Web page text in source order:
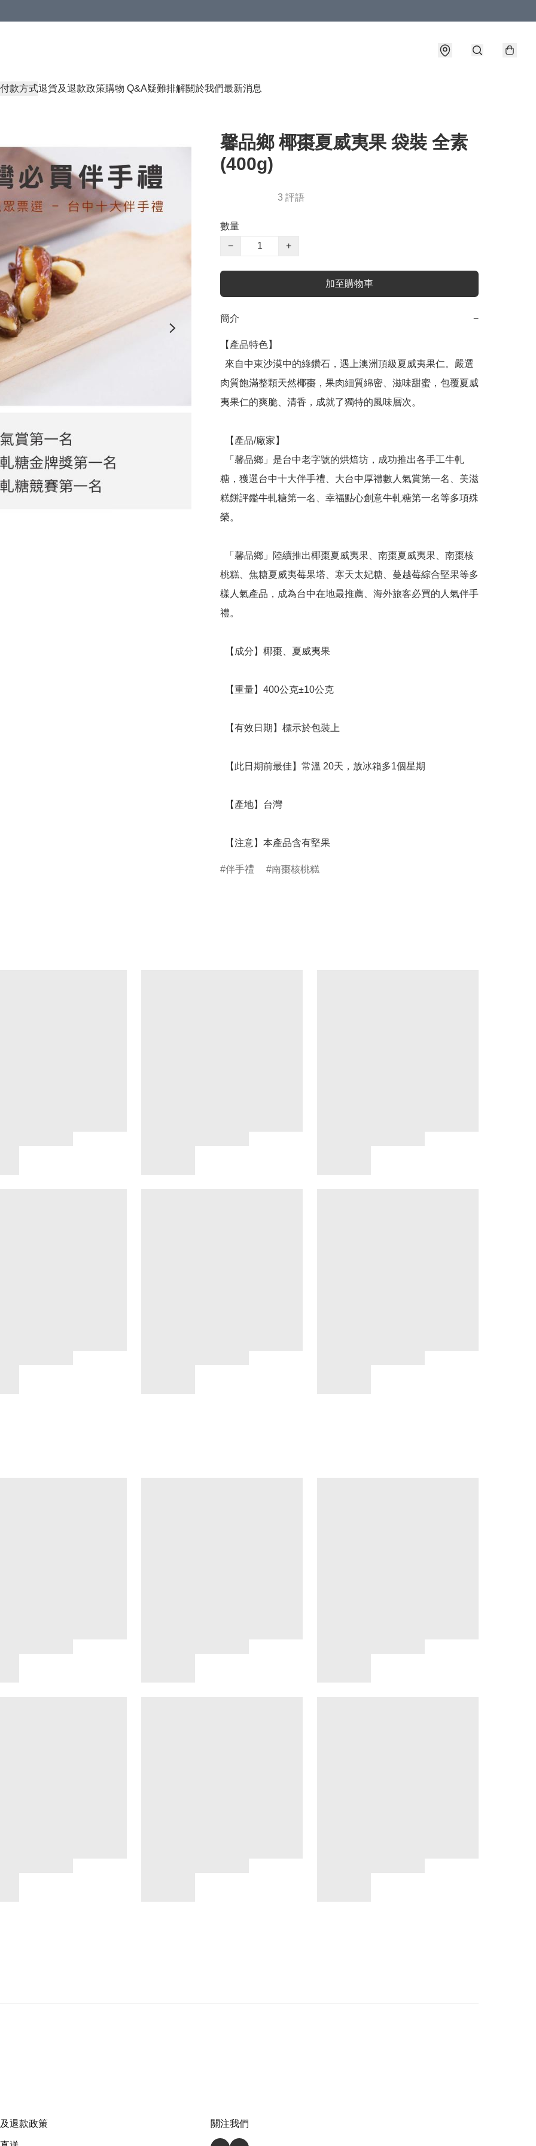
付款方式退貨及退款政策購物 Q&A疑難排解關於我們最新消息
馨品鄉 椰棗夏威夷果 袋裝 全素
(400g)
3 評語
數量
−
+
加至購物車
簡介 −
【產品特色】
肉質飽滿整顆天然椰棗，果肉細質綿密、滋味甜蜜，包覆夏威
夷果仁的爽脆、清香，成就了獨特的風味層次。
糖，獲選台中十大伴手禮、大台中厚禮數人氣賞第一名、美滋
糕餅評鑑牛軋糖第一名、幸福點心創意牛軋糖第一名等多項殊
榮。
桃糕、焦糖夏威夷莓果塔、寒天太妃糖、蔓越莓綜合堅果等多
樣人氣產品，成為台中在地最推薦、海外旅客必買的人氣伴手
禮。
  【注意】本產品含有堅果
伴手禮 南棗核桃糕
退款政策 關注我們